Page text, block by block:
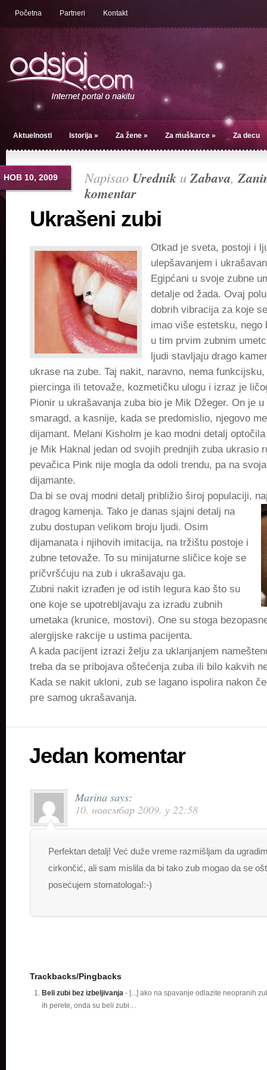
Početna Partneri Kontakt
Aktuelnosti Istorija » Za žene » Za muškarce » Za decu
НОВ 10, 2009 Napisao Urednik uZabava,
komentar
Ukrašeni zubi
Otkad je sveta, postoji i
ulepšavanjem i
Egipćani u svoje zubne
detalje od žada. Ovaj
dobrih vibracija za koje
imao više estetsku, nego
u tim prvim zubnim
ljudi stavljaju drago
ukrase na zube. Taj nakit, naravno, nema
piercinga ili tetovaže, kozmetičku ulogu i izraz je
Pionir u ukrašavanja zuba bio je Mik Džeger. On je
smaragd, a kasnije, kada se predomislio, njegovo
dijamant. Melani Kisholm je kao modni detalj
je Mik Haknal jedan od svojih prednjih zuba ukrasio
pevačica Pink nije mogla da odoli trendu, pa na
dijamante.
Da bi se ovaj modni detalj približio široj populaciji,
dragog kamenja. Tako je danas sjajni detalj na
zubu dostupan velikom broju ljudi. Osim
dijamanata i njihovih imitacija, na tržištu postoje i
zubne tetovaže. To su minijaturne sličice koje se
pričvršćuju na zub i ukrašavaju ga.
Zubni nakit izrađen je od istih legura kao što su
one koje se upotrebljavaju za izradu zubnih
umetaka (krunice, mostovi). One su stoga
alergijske rakcije u ustima pacijenta.
A kada pacijent izrazi želju za uklanjanjem
treba da se pribojava oštećenja zuba ili bilo kakvih
Kada se nakit ukloni, zub se lagano ispolira nakon
pre samog ukrašavanja.
Jedan komentar
Marina says:
10. новембар 2009. у 22:58
Perfektan detalj! Već duže vreme razmišljam da
cirkončić, ali sam mislila da bi tako zub mogao da se
posećujem stomatologa!:-)
Trackbacks/Pingbacks
Beli zubi bez izbeljivanja - [...] ako na spavanje odlazite neopranih
ih perete, onda su beli zubi…